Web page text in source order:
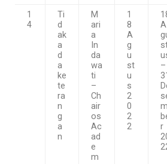
1
4
Ti
d
ak
a
d
a
ke
te
ra
n
g
a
n
M
ari
a
In
da
wa
ti
–
Ch
air
os
Ac
ad
e
m
1
8
A
g
u
st
u
s
2
0
2
2
A
–
31
m
r